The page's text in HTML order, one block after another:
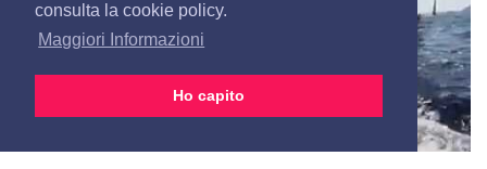
consulta la cookie policy.
Maggiori Informazioni
Ho capito